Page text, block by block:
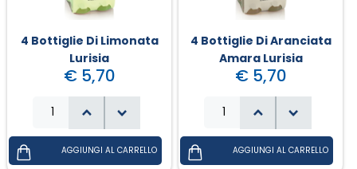
4 Bottiglie Di Limonata
Lurisia
€ 5,70
4 Bottiglie Di Aranciata
Amara Lurisia
€ 5,70